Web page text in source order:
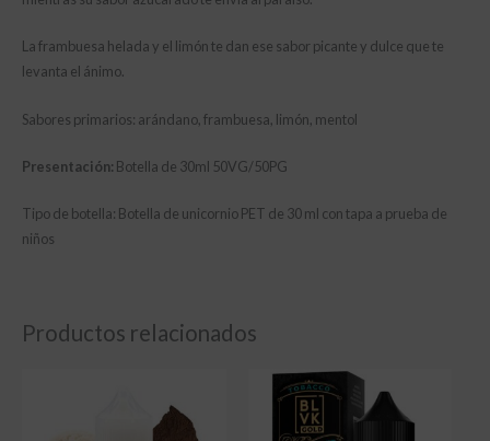
La frambuesa helada y el limón te dan ese sabor picante y dulce que te
levanta el ánimo.
Sabores primarios: arándano, frambuesa, limón, mentol
Presentación: Botella de 30ml 50VG/50PG
Tipo de botella: Botella de unicornio PET de 30 ml con tapa a prueba de
niños
Productos relacionados